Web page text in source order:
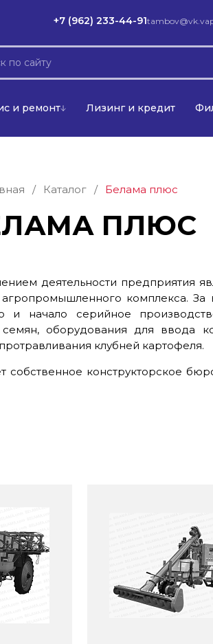
+7 (962) 233-44-91
и ремонт Лизинг и кредит
/ Каталог / Белама плюс
ПЛЮС
деятельности предприятия
комплекса.
и начало серийное
семян, оборудования для ввода
клубней картофеля.
собственное конструкторское